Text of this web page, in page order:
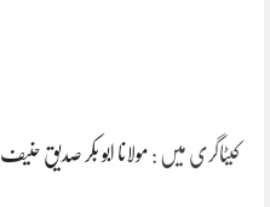
کیٹاگری میں : مولانا ابو بکر صدیق حنیف